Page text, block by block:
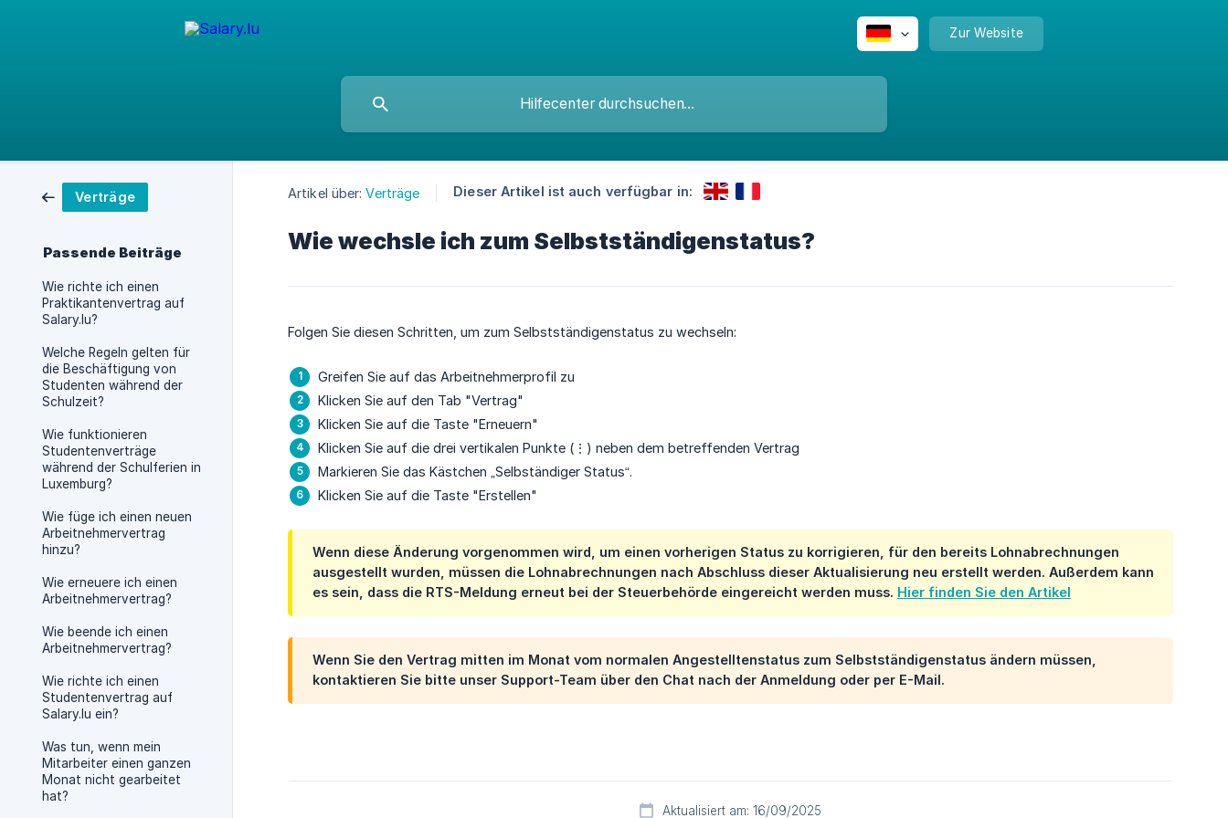
Zur Website
Verträge
Passende Beiträge
Wie richte ich einen
Praktikantenvertrag auf
Salary.lu?
Welche Regeln gelten für
die Beschäftigung von
Studenten während der
Schulzeit?
Wie funktionieren
Studentenverträge
während der Schulferien in
Luxemburg?
Wie füge ich einen neuen
Arbeitnehmervertrag
hinzu?
Wie erneuere ich einen
Arbeitnehmervertrag?
Wie beende ich einen
Arbeitnehmervertrag?
Wie richte ich einen
Studentenvertrag auf
Salary.lu ein?
Was tun, wenn mein
Mitarbeiter einen ganzen
Monat nicht gearbeitet
hat?
Artikel über: Verträge Dieser Artikel ist auch verfügbar in:
Wie wechsle ich zum Selbstständigenstatus?
Folgen Sie diesen Schritten, um zum Selbstständigenstatus zu wechseln:
Greifen Sie auf das Arbeitnehmerprofil zu
Klicken Sie auf den Tab "Vertrag"
Klicken Sie auf die Taste "Erneuern"
Klicken Sie auf die drei vertikalen Punkte (⋮) neben dem betreffenden Vertrag
Markieren Sie das Kästchen „Selbständiger Status“.
Klicken Sie auf die Taste "Erstellen"
Wenn diese Änderung vorgenommen wird, um einen vorherigen Status zu korrigieren, für den bereits Lohnabrechnungen
ausgestellt wurden, müssen die Lohnabrechnungen nach Abschluss dieser Aktualisierung neu erstellt werden. Außerdem kann
es sein, dass die RTS-Meldung erneut bei der Steuerbehörde eingereicht werden muss. Hier finden Sie den Artikel
Wenn Sie den Vertrag mitten im Monat vom normalen Angestelltenstatus zum Selbstständigenstatus ändern müssen,
kontaktieren Sie bitte unser Support-Team über den Chat nach der Anmeldung oder per E-Mail.
Aktualisiert am: 16/09/2025